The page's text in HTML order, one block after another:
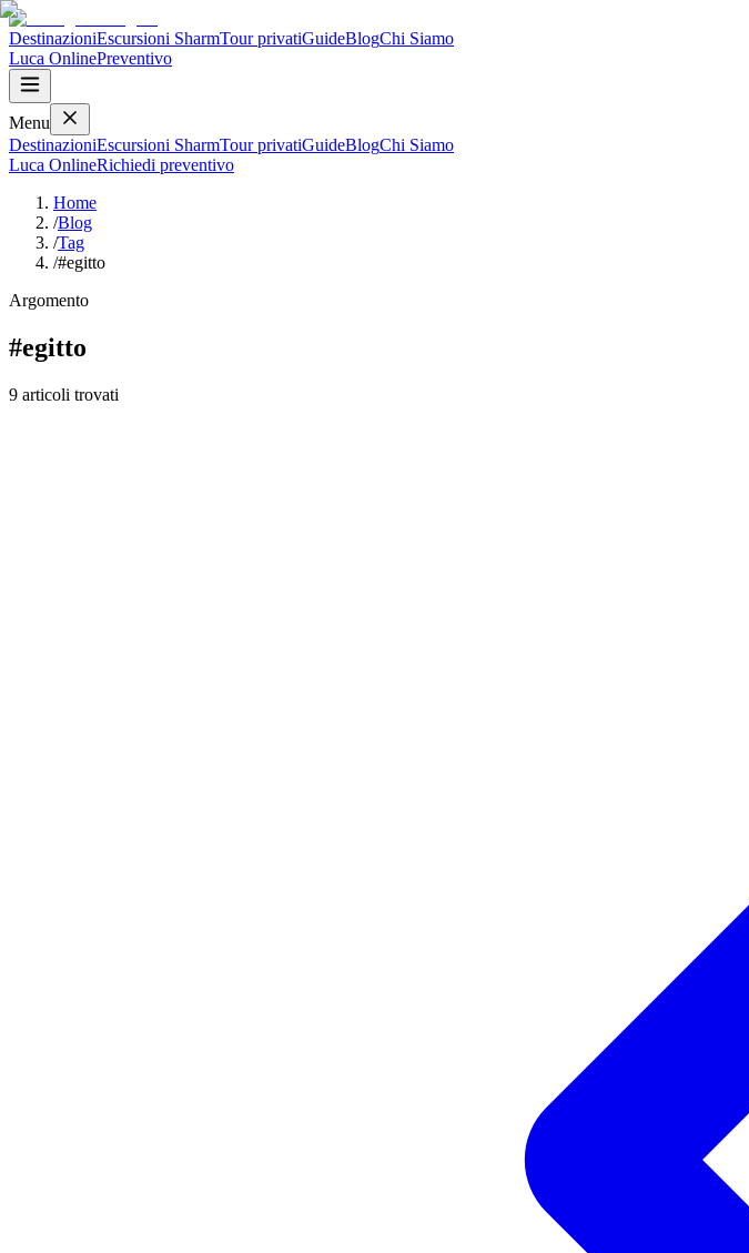
DestinazioniEscursioni SharmTour privatiGuideBlogChi Siamo
Luca OnlinePreventivo
Menu
DestinazioniEscursioni SharmTour privatiGuideBlogChi Siamo
Luca OnlineRichiedi preventivo
Home
/Blog
/Tag
/#egitto
Argomento
#egitto
9 articoli trovati